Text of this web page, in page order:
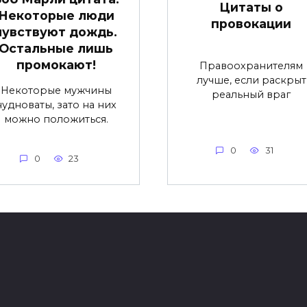
люди
дождь.
лишь
промокают!
Некоторые мужчины
зато на них
можно положиться.
0 23
Цитаты о
провокации
Правоохранителям
лучше, если раскрыт
реальный враг
0 31